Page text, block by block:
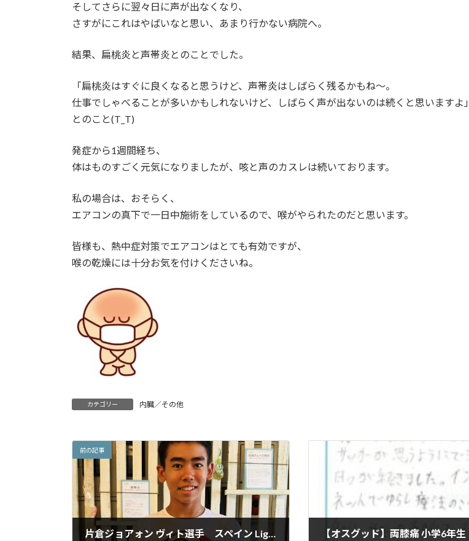
そしてさらに翌々日に声が出なくなり、
さすがにこれはやばいなと思い、あまり行かない病院へ。
結果、扁桃炎と声帯炎とのことでした。
「扁桃炎はすぐに良くなると思うけど、声帯炎はしばらく残るかもね～。
仕事でしゃべることが多いかもしれないけど、しばらく声が出ないのは続くと思いますよ」
とのこと(T_T)
発症から1週間経ち、
体はものすごく元気になりましたが、咳と声のカスレは続いております。
私の場合は、おそらく、
エアコンの真下で一日中施術をしているので、喉がやられたのだと思います。
皆様も、熱中症対策でエアコンはとても有効ですが、
喉の乾燥には十分お気を付けくださいね。
カテゴリー 内臓／その他
前の記事
片倉ジョアォン ヴィト選手 スペイン Liga チーム得点王！！ 【オスグッド】両膝痛 小学6年生